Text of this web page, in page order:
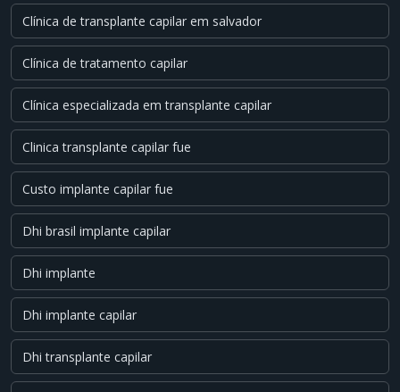
Clínica de transplante capilar em salvador
Clínica de tratamento capilar
Clínica especializada em transplante capilar
Clinica transplante capilar fue
Custo implante capilar fue
Dhi brasil implante capilar
Dhi implante
Dhi implante capilar
Dhi transplante capilar